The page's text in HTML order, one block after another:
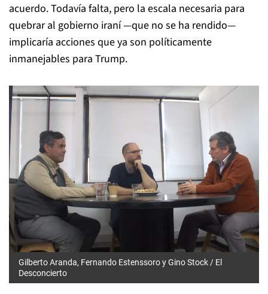
acuerdo. Todavía falta, pero la escala necesaria para
quebrar al gobierno iraní —que no se ha rendido—
implicaría acciones que ya son políticamente
inmanejables para Trump.
Gilberto Aranda, Fernando Estenssoro y Gino Stock / El
Desconcierto